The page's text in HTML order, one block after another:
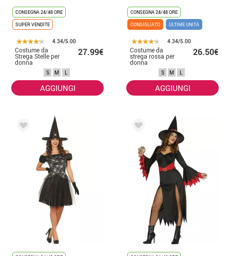
CONSEGNA 24/48 ORE
SUPER VENDITE
4.34/5.00
Costume da
Strega Stelle per
donna
27.99€
S M L
AGGIUNGI
CONSEGNA 24/48 ORE
CONSIGLIATO
ULTIME UNITÀ
4.34/5.00
Costume da
strega rossa per
donna
26.50€
S M L
AGGIUNGI